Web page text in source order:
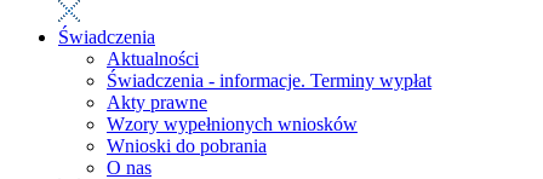
Świadczenia
Aktualności
Świadczenia - informacje. Terminy wypłat
Akty prawne
Wzory wypełnionych wniosków
Wnioski do pobrania
O nas